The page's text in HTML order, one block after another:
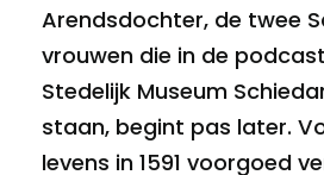
Arendsdochter, de twee
vrouwen die in de
Stedelijk Museum
staan, begint pas later.
levens in 1591 voorgoed